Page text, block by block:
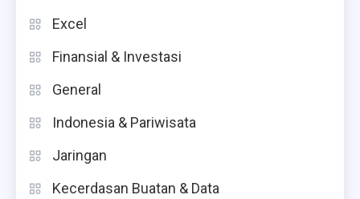
Excel
Finansial & Investasi
General
Indonesia & Pariwisata
Jaringan
Kecerdasan Buatan & Data